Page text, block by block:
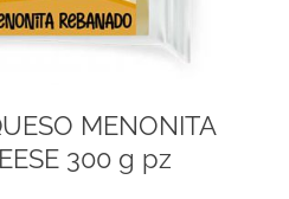
MENONITA
300 g pz